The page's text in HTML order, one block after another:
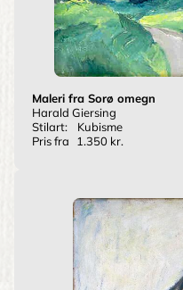
Maleri fra Sorø omegn
Harald Giersing
Stilart:
Kubisme
Pris fra
1.350 kr.